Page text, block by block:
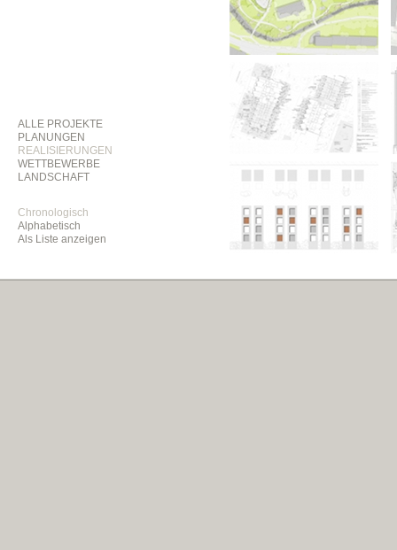
ALLE PROJEKTE
PLANUNGEN
REALISIERUNGEN
WETTBEWERBE
LANDSCHAFT
Chronologisch
Alphabetisch
Als Liste anzeigen